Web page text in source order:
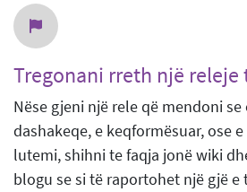
Tregonani rreth një releje
Nëse gjeni një rele që mendoni se
dashakeqe, e keqformësuar, ose
lutemi, shihni te faqja jonë wiki
blogu se si të raportohet një gjë e